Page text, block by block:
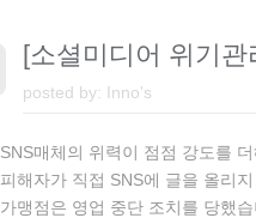
[소셜미디어 위기
posted by: Inno's
SNS매체의 위력이 점점 강도를
피해자가 직접 SNS에 글을 올리
가맹점은 영업 중단 조치를 당했